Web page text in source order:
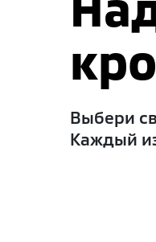
Выбери
Каждый